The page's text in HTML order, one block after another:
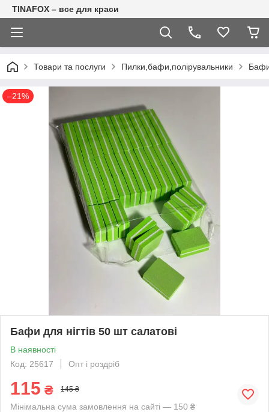
TINAFOX – все для краси
Товари та послуги Пилки,бафи,полірувальники
–21%
Бафи для нігтів 50 шт салатові
В наявності
Код: 25617
Опт і роздріб
115 ₴ 145 ₴
Мінімальна сума замовлення на сайті — 150 ₴